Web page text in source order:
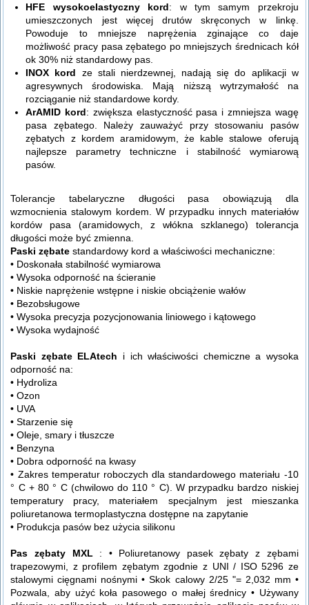
HFE wysokoelastyczny kord: w tym samym przekroju
umieszczonych jest więcej drutów skręconych w linkę.
Powoduje to mniejsze naprężenia zginające co daje
możliwość pracy pasa zębatego po mniejszych średnicach kół
ok 30% niż standardowy pas.
INOX kord ze stali nierdzewnej, nadają się do aplikacji w
agresywnych środowiska. Mają niższą wytrzymałość na
rozciąganie niż standardowe kordy.
ArAMID kord: zwiększa elastyczność pasa i zmniejsza wagę
pasa zębatego. Należy zauważyć przy stosowaniu pasów
zębatych z kordem aramidowym, że kable stalowe oferują
najlepsze parametry techniczne i stabilność wymiarową
pasów.
Tolerancje tabelaryczne długości pasa obowiązują dla
wzmocnienia stalowym kordem. W przypadku innych materiałów
kordów pasa (aramidowych, z włókna szklanego) tolerancja
długości może byćzmienna.
Paski zębatestandardowy kord a właściwości mechaniczne:
• Doskonała stabilność wymiarowa
• Wysoka odporność na ścieranie
• Niskie naprężenie wstępne i niskie obciążenie wałów
• Bezobsługowe
• Wysoka precyzja pozycjonowania liniowego i kątowego
• Wysoka wydajność
Paski zębate ELAtech i ich właściwości chemiczne a wysoka
odporność na:
• Hydroliza
• Ozon
• UVA
• Starzenie się
• Oleje, smary i tłuszcze
• Benzyna
• Dobra odporność na kwasy
• Zakres temperatur roboczych dla standardowego materiału -10
° C + 80 ° C (chwilowo do 110 ° C). W przypadku bardzo niskiej
temperatury pracy, materiałem specjalnym jest mieszanka
poliuretanowa termoplastyczna dostępne na zapytanie
• Produkcja pasów bez użycia silikonu
Pas zębaty MXL : • Poliuretanowy pasek zębaty z zębami
trapezowymi, z profilem zębatym zgodnie z UNI / ISO 5296 ze
stalowymi cięgnami nośnymi • Skok calowy 2/25 "= 2,032 mm •
Pozwala, aby użyć koła pasowego o małej średnicy • Używany